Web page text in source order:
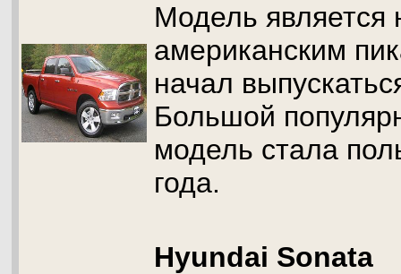
Модель является
американским
начал
Большой
модель стала
года.
Hyundai Sonata